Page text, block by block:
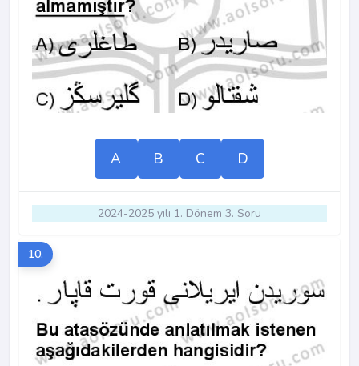
A B C D
2024-2025 yılı 1. Dönem 3. Soru
10.